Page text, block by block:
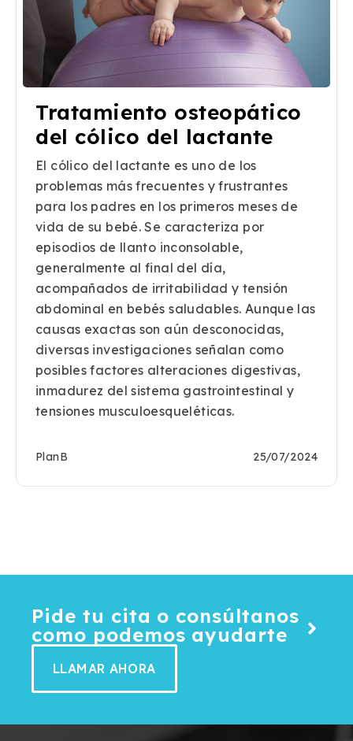
Tratamiento osteopático
del cólico del lactante
El cólico del lactante es uno de los
problemas más frecuentes y frustrantes
para los padres en los primeros meses de
vida de su bebé. Se caracteriza por
episodios de llanto inconsolable,
generalmente al final del día,
acompañados de irritabilidad y tensión
abdominal en bebés saludables. Aunque las
causas exactas son aún desconocidas,
diversas investigaciones señalan como
posibles factores alteraciones digestivas,
inmadurez del sistema gastrointestinal y
tensiones musculoesqueléticas.
PlanB 25/07/2024
Pide tu cita o consúltanos
como podemos ayudarte
LLAMAR AHORA